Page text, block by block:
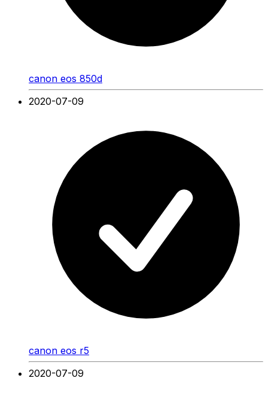
canon eos 850d
2020-07-09
canon eos r5
2020-07-09